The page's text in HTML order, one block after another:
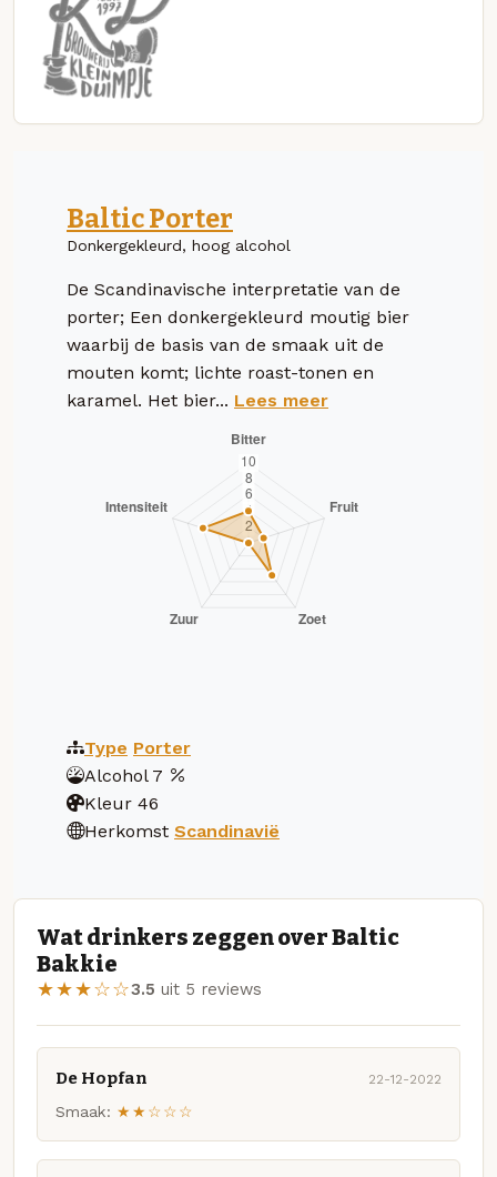
Baltic Porter
Donkergekleurd, hoog alcohol
De Scandinavische interpretatie van de
porter; Een donkergekleurd moutig bier
waarbij de basis van de smaak uit de
mouten komt; lichte roast-tonen en
karamel. Het bier... Lees meer
Type Porter
Alcohol 7
Kleur 46
Herkomst Scandinavië
Wat drinkers zeggen over Baltic
Bakkie
★★★☆☆3.5 uit 5 reviews
De Hopfan 22-12-2022
Smaak: ★★☆☆☆